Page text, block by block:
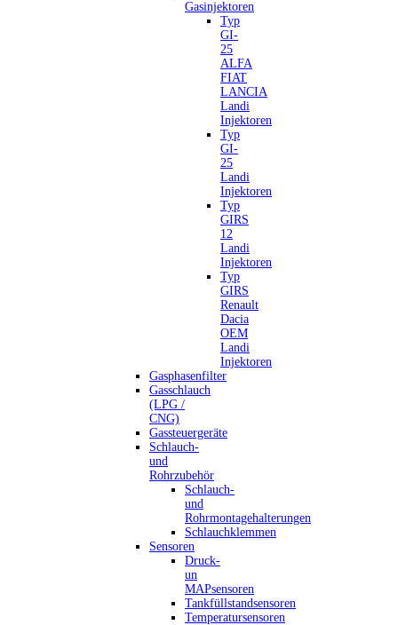
Gasinjektoren
Typ
GI-
25
ALFA
FIAT
LANCIA
Landi
Injektoren
Typ
GI-
25
Landi
Injektoren
Typ
GIRS
12
Landi
Injektoren
Typ
GIRS
Renault
Dacia
OEM
Landi
Injektoren
Gasphasenfilter
Gasschlauch
(LPG /
CNG)
Gassteuergeräte
Schlauch-
und
Rohrzubehör
Schlauch-
und
Rohrmontagehalterungen
Schlauchklemmen
Sensoren
Druck-
un
MAPsensoren
Tankfüllstandsensoren
Temperatursensoren